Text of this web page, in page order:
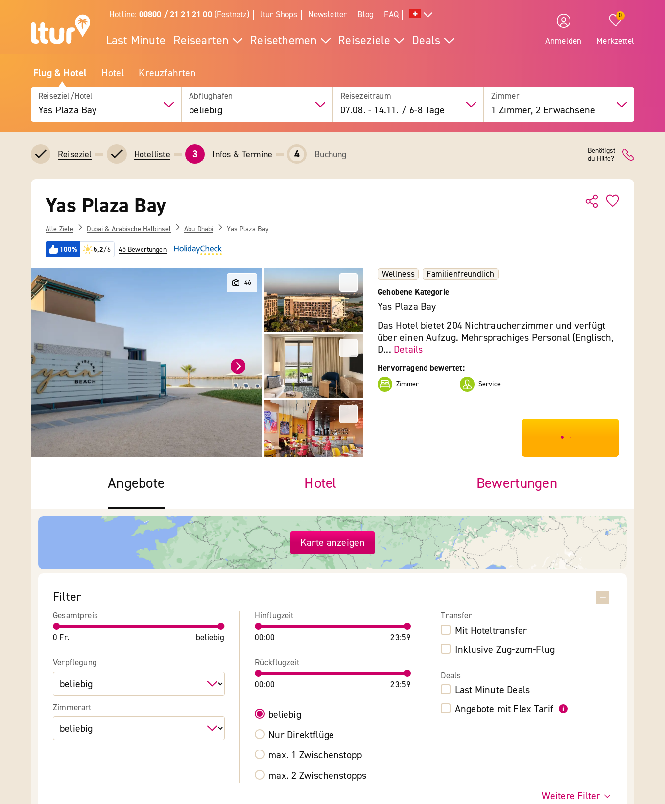
Hotline: 00800 / 21 21 21 00(Festnetz) ltur Shops Newsletter Blog FAQ
Last Minute Reisearten Reisethemen Reiseziele Deals Anmelden
0
Merkzettel
Flug & Hotel Hotel Kreuzfahrten
Reiseziel/Hotel
Yas Plaza Bay
Abflughafen
beliebig
Reisezeitraum
07.08. - 14.11. / 6-8 Tage
Zimmer
1 Zimmer, 2 Erwachsene
Reiseziel Hotelliste 3 Infos & Termine 4 Buchung
Benötigst
du Hilfe?
Yas Plaza Bay
Alle Ziele Dubai & Arabische Halbinsel Abu Dhabi Yas Plaza Bay
100% 5,2/6 45 Bewertungen
Wellness
Familienfreundlich
Gehobene Kategorie
Yas Plaza Bay
Das Hotel bietet 204 Nichtraucherzimmer und verfügt
über einen Aufzug. Mehrsprachiges Personal (Englisch,
D... Details
Hervorragend bewertet:
Zimmer Service
***************
Angebote Hotel Bewertungen
Karte anzeigen
Filter
Gesamtpreis
0 Fr. beliebig
Verpflegung
Zimmerart
Hinflugzeit
00:00 23:59
Rückflugzeit
00:00 23:59
beliebig
Nur Direktflüge
max. 1 Zwischenstopp
max. 2 Zwischenstopps
Transfer
Mit Hoteltransfer
Inklusive Zug-zum-Flug
Deals
Last Minute Deals
Angebote mit Flex Tarif
Weitere Filter